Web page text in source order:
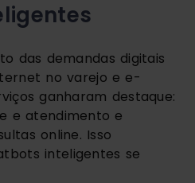
das demandas digitais
no varejo e e-
ganharam destaque:
e atendimento e
online. Isso
inteligentes se